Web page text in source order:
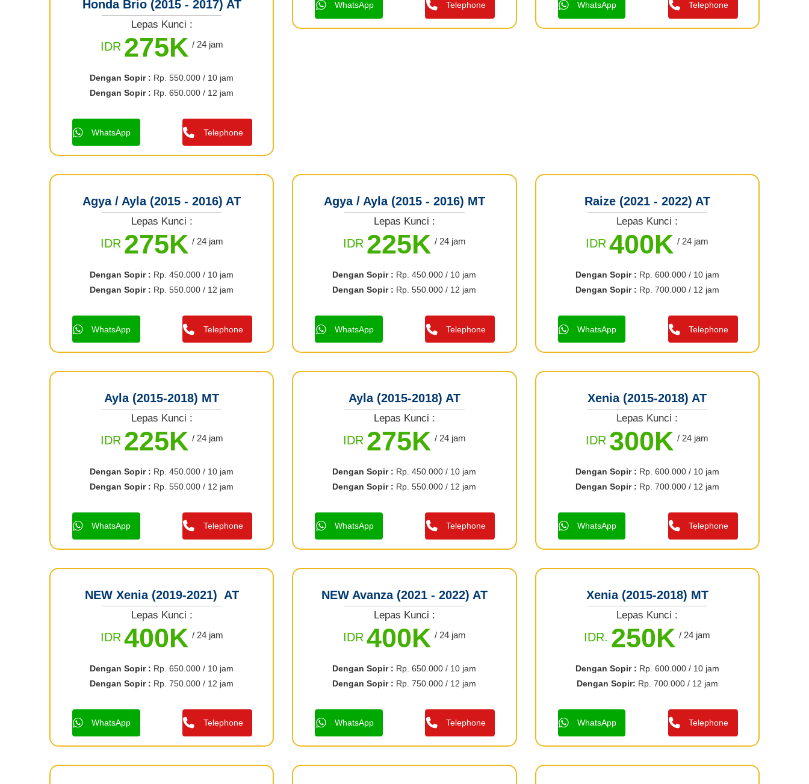
Honda Brio (2015 - 2017) AT
Lepas Kunci :
IDR 275K / 24 jam
Dengan Sopir : Rp. 550.000 / 10 jam
Dengan Sopir : Rp. 650.000 / 12 jam
WhatsApp Telephone
WhatsApp Telephone WhatsApp Telephone
Agya / Ayla (2015 - 2016) AT
Lepas Kunci :
IDR 275K / 24 jam
Dengan Sopir : Rp. 450.000 / 10 jam
Dengan Sopir : Rp. 550.000 / 12 jam
WhatsApp Telephone
Agya / Ayla (2015 - 2016) MT
Lepas Kunci :
IDR 225K / 24 jam
Dengan Sopir : Rp. 450.000 / 10 jam
Dengan Sopir : Rp. 550.000 / 12 jam
WhatsApp Telephone
Raize (2021 - 2022) AT
Lepas Kunci :
IDR 400K / 24 jam
Dengan Sopir : Rp. 600.000 / 10 jam
Dengan Sopir : Rp. 700.000 / 12 jam
WhatsApp Telephone
Ayla (2015-2018) MT
Lepas Kunci :
IDR 225K / 24 jam
Dengan Sopir : Rp. 450.000 / 10 jam
Dengan Sopir : Rp. 550.000 / 12 jam
WhatsApp Telephone
Ayla (2015-2018) AT
Lepas Kunci :
IDR 275K / 24 jam
Dengan Sopir : Rp. 450.000 / 10 jam
Dengan Sopir : Rp. 550.000 / 12 jam
WhatsApp Telephone
Xenia (2015-2018) AT
Lepas Kunci :
IDR 300K / 24 jam
Dengan Sopir : Rp. 600.000 / 10 jam
Dengan Sopir : Rp. 700.000 / 12 jam
WhatsApp Telephone
NEW Xenia (2019-2021) AT
Lepas Kunci :
IDR 400K / 24 jam
Dengan Sopir : Rp. 650.000 / 10 jam
Dengan Sopir : Rp. 750.000 / 12 jam
WhatsApp Telephone
NEW Avanza (2021 - 2022) AT
Lepas Kunci :
IDR 400K / 24 jam
Dengan Sopir : Rp. 650.000 / 10 jam
Dengan Sopir : Rp. 750.000 / 12 jam
WhatsApp Telephone
Xenia (2015-2018) MT
Lepas Kunci :
IDR. 250K / 24 jam
Dengan Sopir : Rp. 600.000 / 10 jam
Dengan Sopir: Rp. 700.000 / 12 jam
WhatsApp Telephone